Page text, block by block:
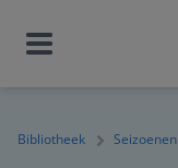
Bibliotheek Seizoenen